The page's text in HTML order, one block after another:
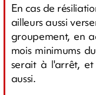
En cas de
ailleurs aussi
groupement, en
mois minimums
serait à l'arrêt,
aussi.